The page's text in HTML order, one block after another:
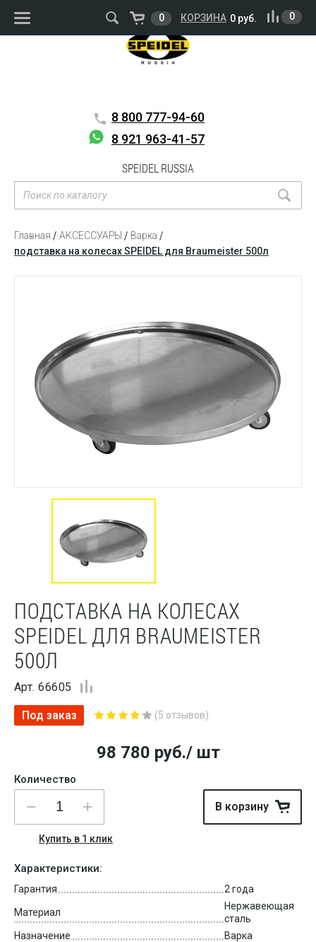
ВОЙТИ РЕГИСТРАЦИЯ
8 800 777-94-60
8 921 963-41-57
SPEIDEL RUSSIA
0 КОРЗИНА 0 руб. 0
Главная АКСЕССУАРЫ
Варка
подставка на колесах SPEIDEL для Braumeister 500л
ПОДСТАВКА НА КОЛЕСАХ
SPEIDEL ДЛЯ BRAUMEISTER
500Л
Арт. 66605
Под заказ (5 отзывов)
98 780 руб./ шт
Количество
В корзину
Купить в 1 клик
Характеристики:
Гарантия 2 года
Материал
Нержавеющая
сталь
Назначение
Варка